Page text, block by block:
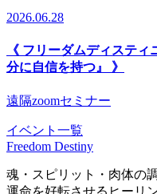
2026.06.28
《 フリーダムディステ
分に自信を持つ』 》
遠隔zoomセミナー
イベント一覧
Freedom Destiny
魂・スピリット・肉体の
運命を好転させるヒーリ